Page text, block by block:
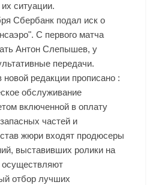
ситуации.
Сбербанк подал иск о
С первого матча
Антон Слепышев, у
передачи.
новой редакции прописано :
обслуживание
включенной в оплату
частей и
жюри входят продюсеры
выставивших ролики на
осуществляют
отбор лучших